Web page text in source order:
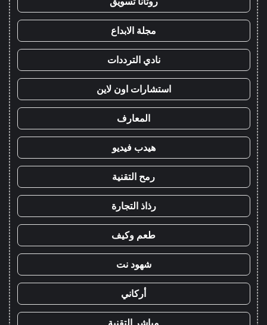
مجلة الابداع
نادي الترددات
استشارات اون لاين
المعارف
هيدب فيديو
رمح التقنية
رذاذ التجارة
طعم وكيف
شهود نت
أركاني